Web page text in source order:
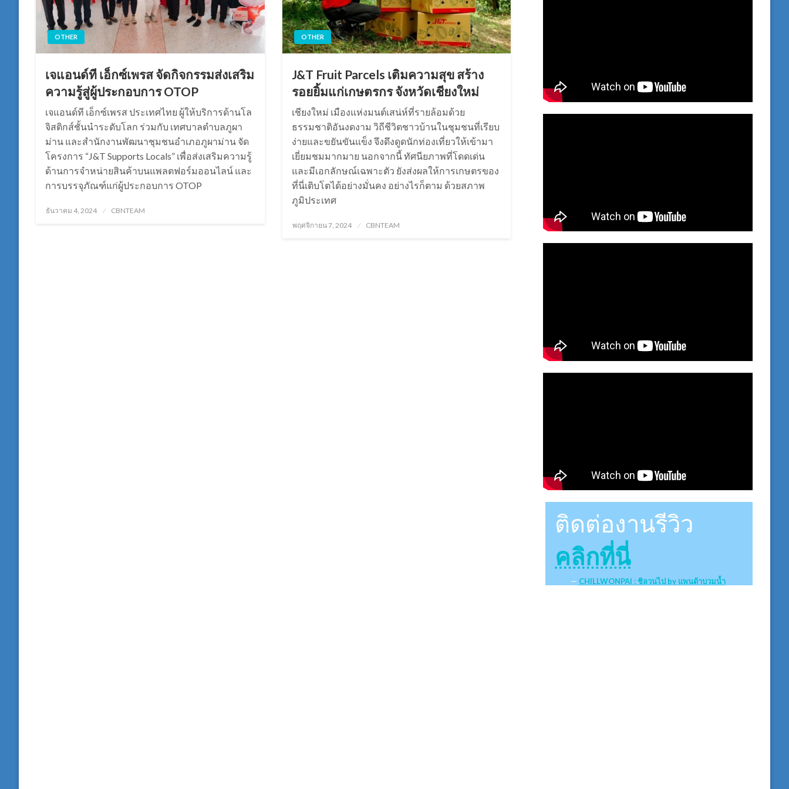
OTHER
เจแอนด์ที เอ็กซ์เพรส จัดกิจกรรมส่งเสริม
ความรู้สู่ผู้ประกอบการ OTOP
เจแอนด์ที เอ็กซ์เพรส ประเทศไทย ผู้ให้บริการด้านโล
จิสติกส์ชั้นนำระดับโลก ร่วมกับ เทศบาลตำบลภูผา
ม่าน และสำนักงานพัฒนาชุมชนอำเภอภูผาม่าน จัด
โครงการ “J&T Supports Locals” เพื่อส่งเสริมความรู้
ด้านการจำหน่ายสินค้าบนแพลตฟอร์มออนไลน์ และ
การบรรจุภัณฑ์แก่ผู้ประกอบการ OTOP
Posted
ธันวาคม 4, 2024 CBNTEAM
OTHER
J&T Fruit Parcels เติมความสุข สร้าง
รอยยิ้มแก่เกษตรกร จังหวัดเชียงใหม่
เชียงใหม่ เมืองแห่งมนต์เสน่ห์ที่รายล้อมด้วย
ธรรมชาติอันงดงาม วิถีชีวิตชาวบ้านในชุมชนที่เรียบ
ง่ายและขยันขันแข็ง จึงดึงดูดนักท่องเที่ยวให้เข้ามา
เยี่ยมชมมากมาย นอกจากนี้ ทัศนียภาพที่โดดเด่น
และมีเอกลักษณ์เฉพาะตัว ยังส่งผลให้การเกษตรของ
ที่นี่เติบโตได้อย่างมั่นคง อย่างไรก็ตาม ด้วยสภาพ
ภูมิประเทศ
Posted
พฤศจิกายน 7, 2024 CBNTEAM
ติดต่องานรีวิว
คลิกที่นี่
CHILLWONPAI : ชิลวนไป by แพนด้าบวมน้ำ